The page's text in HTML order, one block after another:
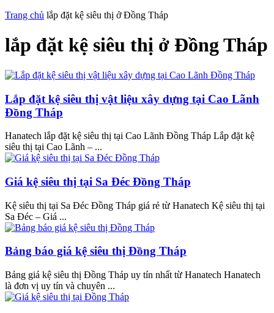
Trang chủ lắp đặt kệ siêu thị ở Đồng Tháp
lắp đặt kệ siêu thị ở Đồng Tháp
Lắp đặt kệ siêu thị vật liệu xây dựng tại Cao Lãnh
Đồng Tháp
Hanatech lắp đặt kệ siêu thị tại Cao Lãnh Đồng Tháp Lắp đặt kệ
siêu thị tại Cao Lãnh – ...
Giá kệ siêu thị tại Sa Đéc Đồng Tháp
Kệ siêu thị tại Sa Đéc Đồng Tháp giá rẻ từ Hanatech Kệ siêu thị tại
Sa Đéc – Giá ...
Bảng báo giá kệ siêu thị Đồng Tháp
Bảng giá kệ siêu thị Đồng Tháp uy tín nhất từ Hanatech Hanatech
là đơn vị uy tín và chuyên ...